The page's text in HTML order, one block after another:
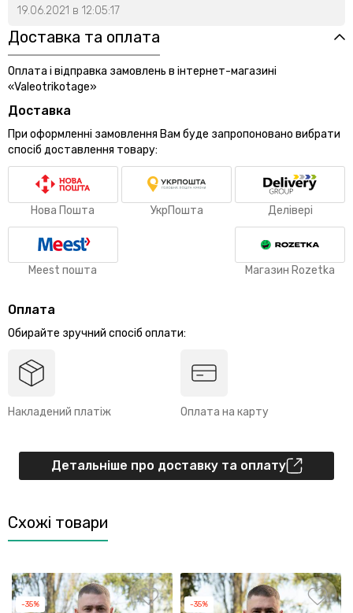
19.06.2021 в 12:05:17
Доставка та оплата
Оплата і відправка замовлень в інтернет-магазині
«Valeotrikotage»
Доставка
При оформленні замовлення Вам буде запропоновано вибрати
спосіб доставлення товару:
Нова Пошта УкрПошта Делівері
Meest пошта Магазин Rozetka
Оплата
Обирайте зручний спосіб оплати:
Накладений платіж Оплата на карту
Детальніше про доставку та оплату
Схожі товари
-35% -35%